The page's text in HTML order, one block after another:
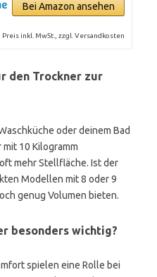
Bei Amazon ansehen
Preis inkl. MwSt., zzgl. Versandkosten
den Trockner zur
oder deinem Bad
10 Kilogramm
mehr Stellfläche. Ist der
Modellen mit 8 oder 9
genug Volumen bieten.
besonders wichtig?
spielen eine Rolle bei